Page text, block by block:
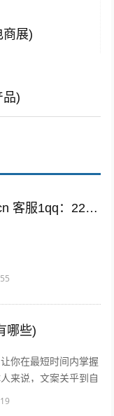
商展)
品)
自助下单平台：www.tulingwb99.cn 客服1qq：2221028208 客服2qq：2221028208
哪些)
你在最短时间内掌握
来说，文案关乎到自
写作方向和文案编辑